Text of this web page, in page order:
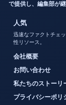
で提供し、編集部が
人気
迅速なファクトチェ
性リソース。
会社概要
お問い合わせ
私たちのストーリ
プライバシーポリ